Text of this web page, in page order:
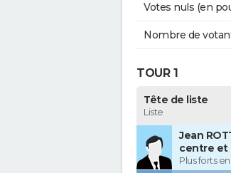
Votes nuls (en
Nombre de
TOUR 1
Tête de liste
Liste
Jean
centre et
Plus forts